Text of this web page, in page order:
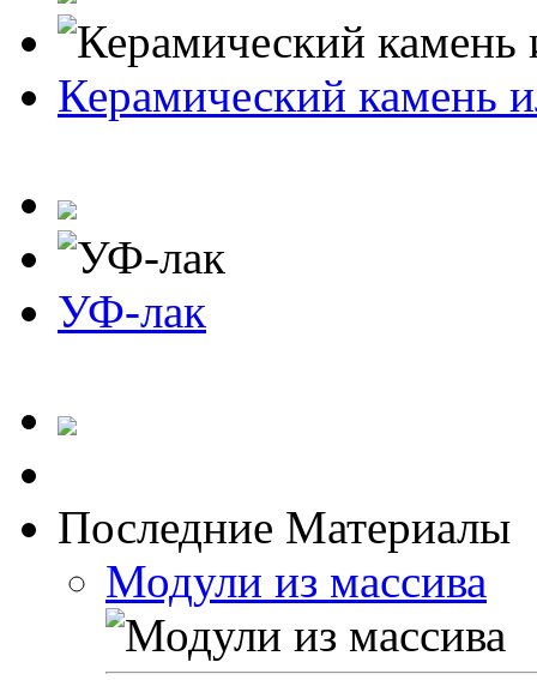
Керамический камень
УФ-лак
Последние Материалы
Модули из массива